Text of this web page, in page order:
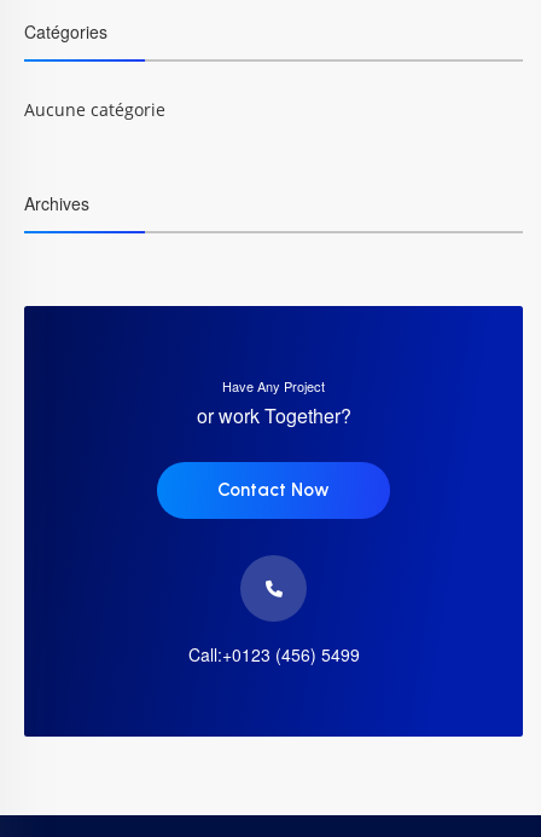
Catégories
Aucune catégorie
Archives
Have Any Project
or work Together?
Contact Now
Call:+0123 (456) 5499